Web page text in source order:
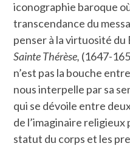
iconographie baroque
transcendance du
penser à la virtuosité du
Sainte Thérèse, (1647-
n’est pas la bouche
nous interpelle par sa
qui se dévoile entre
de l’imaginaire
statut du corps et les